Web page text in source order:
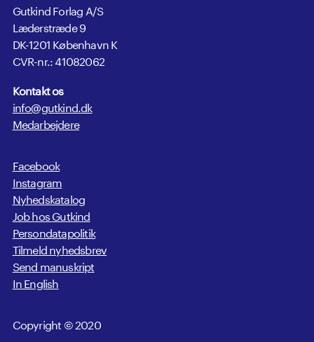
Gutkind Forlag A/S
Læderstræde 9
DK-1201 København K
CVR-nr.: 41082062
Kontakt os
info@gutkind.dk
Medarbejdere
Facebook
Instagram
Nyhedskatalog
Job hos Gutkind
Persondatapolitik
Tilmeld nyhedsbrev
Send manuskript
In English
Copyright © 2020